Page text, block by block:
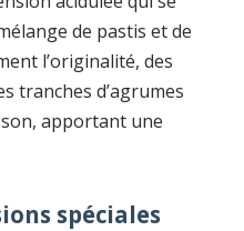
de pastis et de
l’originalité, des
tranches d’agrumes
apportant une
spéciales